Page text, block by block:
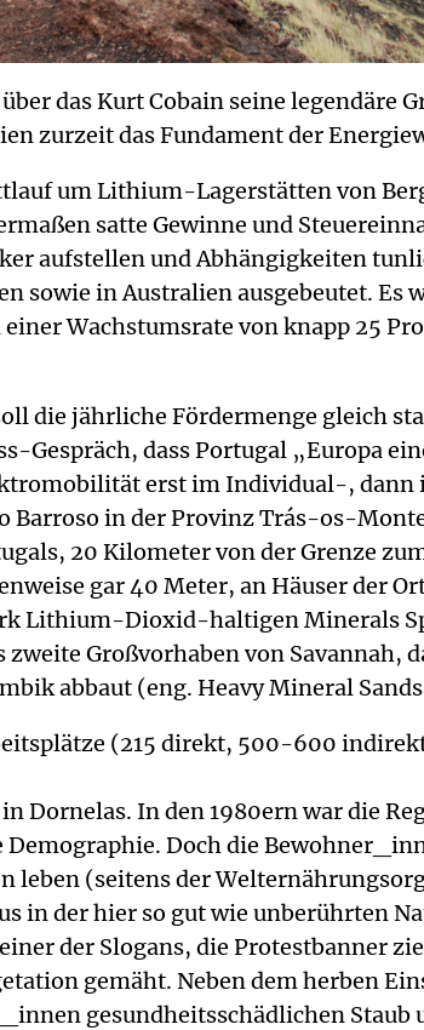
das Kurt Cobain seine legendäre
zurzeit das Fundament der
um Lithium-Lagerstätten von
satte Gewinne und
aufstellen und Abhängigkeiten
sowie in Australien ausgebeutet. Es
Wachstumsrate von knapp 25
die jährliche Fördermenge gleich
Gespräch, dass Portugal „Europa
erst im Individual-,
Barroso in der Provinz Trás-os-
20 Kilometer von der Grenze
gar 40 Meter, an Häuser der
Lithium-Dioxid-haltigen Minerals
Großvorhaben von
abbaut (eng. Heavy Mineral
(215 direkt, 500-600
Dornelas. In den 1980ern war die
Doch die
(seitens der
in der hier so gut wie unberührten
der Slogans, die Protestbanner
gemäht. Neben dem herben
gesundheitsschädlichen Staub